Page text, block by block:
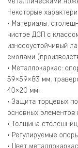
Некоторые
• Материалы:
чистое ДСП с
износоустойчивый
смолами
• Металлокаркас:
59×59×83 мм,
40×20 мм.
• Защита торцевых
основных элементов
• Толщина
• Регулируемые
• Цвет